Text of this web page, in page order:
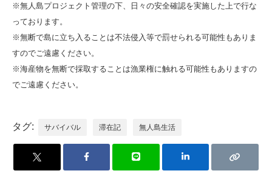
※無人島プロジェクト管理の下、日々の安全確認を実施した上で行な
っております。
※無断で島に立ち入ることは不法侵入等で罰せられる可能性もありま
すのでご遠慮ください。
※海産物を無断で採取することは漁業権に触れる可能性もありますの
でご遠慮ください。
タグ: サバイバル 滞在記 無人島生活